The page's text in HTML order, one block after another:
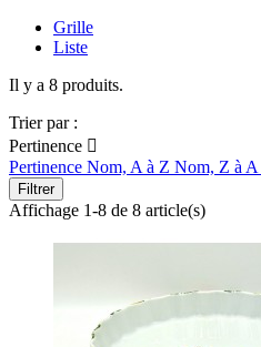
Grille
Liste
Il y a 8 produits.
Trier par :
Pertinence 
Pertinence Nom, A à Z Nom, Z à A
Filtrer
Affichage 1-8 de 8 article(s)